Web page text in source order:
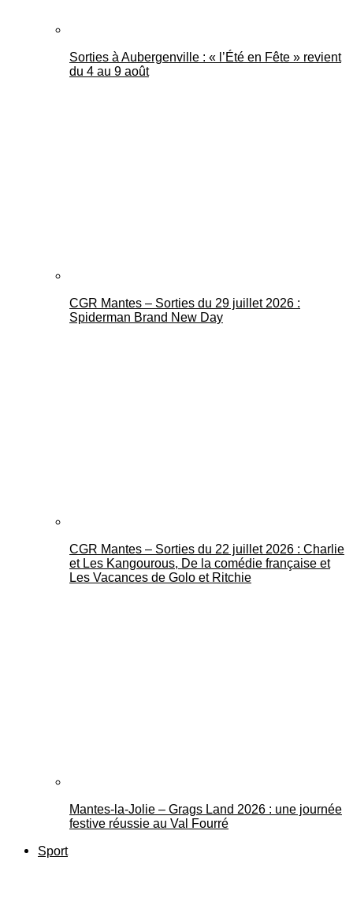
Sorties à Aubergenville : « l’Été en Fête » revient
du 4 au 9 août
CGR Mantes – Sorties du 29 juillet 2026 :
Spiderman Brand New Day
CGR Mantes – Sorties du 22 juillet 2026 : Charlie
et Les Kangourous, De la comédie française et
Les Vacances de Golo et Ritchie
Mantes-la-Jolie – Grags Land 2026 : une journée
festive réussie au Val Fourré
Sport